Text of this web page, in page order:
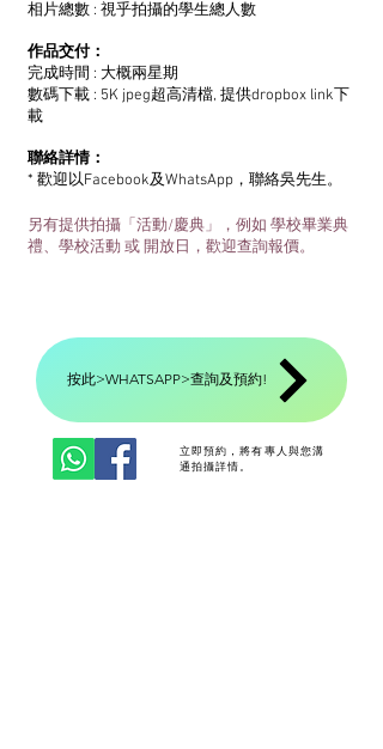
相片總數 : 視乎拍攝的學生總人數
作品交付：
完成時間 : 大概兩星期
數碼下載 : 5K jpeg超高清檔, 提供dropbox link下
載
聯絡詳情：
* 歡迎以Facebook及WhatsApp，聯絡吳先生。
另有提供拍攝「活動/慶典」，例如 學校畢業典
禮、學校活動 或 開放日，歡迎查詢報價。
按此>WHATSAPP>查詢及預約!
立即預約，將有專人與您溝
通拍攝詳情。